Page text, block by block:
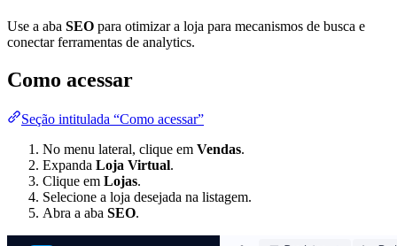
Use a aba SEO para otimizar a loja para mecanismos de busca e
conectar ferramentas de analytics.
Como acessar
Seção intitulada “Como acessar”
No menu lateral, clique em Vendas.
Expanda Loja Virtual.
Clique em Lojas.
Selecione a loja desejada na listagem.
Abra a aba SEO.